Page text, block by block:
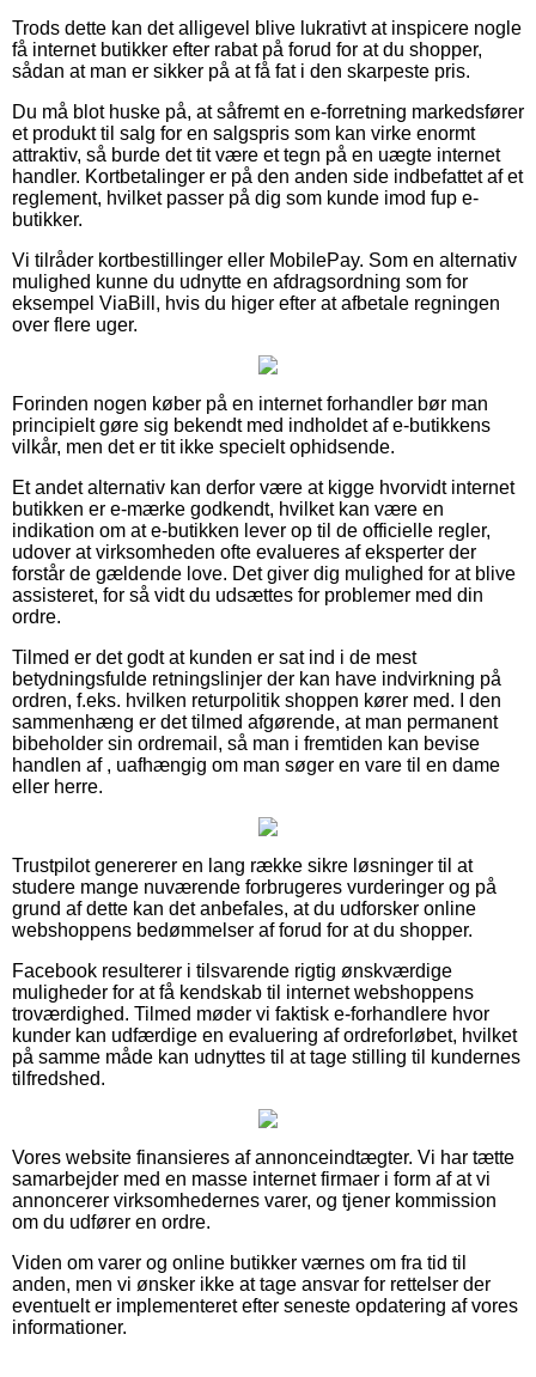
Trods dette kan det alligevel blive lukrativt at inspicere nogle
få internet butikker efter rabat på forud for at du shopper,
sådan at man er sikker på at få fat i den skarpeste pris.
Du må blot huske på, at såfremt en e-forretning markedsfører
et produkt til salg for en salgspris som kan virke enormt
attraktiv, så burde det tit være et tegn på en uægte internet
handler. Kortbetalinger er på den anden side indbefattet af et
reglement, hvilket passer på dig som kunde imod fup e-
butikker.
Vi tilråder kortbestillinger eller MobilePay. Som en alternativ
mulighed kunne du udnytte en afdragsordning som for
eksempel ViaBill, hvis du higer efter at afbetale regningen
over flere uger.
Forinden nogen køber på en internet forhandler bør man
principielt gøre sig bekendt med indholdet af e-butikkens
vilkår, men det er tit ikke specielt ophidsende.
Et andet alternativ kan derfor være at kigge hvorvidt internet
butikken er e-mærke godkendt, hvilket kan være en
indikation om at e-butikken lever op til de officielle regler,
udover at virksomheden ofte evalueres af eksperter der
forstår de gældende love. Det giver dig mulighed for at blive
assisteret, for så vidt du udsættes for problemer med din
ordre.
Tilmed er det godt at kunden er sat ind i de mest
betydningsfulde retningslinjer der kan have indvirkning på
ordren, f.eks. hvilken returpolitik shoppen kører med. I den
sammenhæng er det tilmed afgørende, at man permanent
bibeholder sin ordremail, så man i fremtiden kan bevise
handlen af , uafhængig om man søger en vare til en dame
eller herre.
Trustpilot genererer en lang række sikre løsninger til at
studere mange nuværende forbrugeres vurderinger og på
grund af dette kan det anbefales, at du udforsker online
webshoppens bedømmelser af forud for at du shopper.
Facebook resulterer i tilsvarende rigtig ønskværdige
muligheder for at få kendskab til internet webshoppens
troværdighed. Tilmed møder vi faktisk e-forhandlere hvor
kunder kan udfærdige en evaluering af ordreforløbet, hvilket
på samme måde kan udnyttes til at tage stilling til kundernes
tilfredshed.
Vores website finansieres af annonceindtægter. Vi har tætte
samarbejder med en masse internet firmaer i form af at vi
annoncerer virksomhedernes varer, og tjener kommission
om du udfører en ordre.
Viden om varer og online butikker værnes om fra tid til
anden, men vi ønsker ikke at tage ansvar for rettelser der
eventuelt er implementeret efter seneste opdatering af vores
informationer.